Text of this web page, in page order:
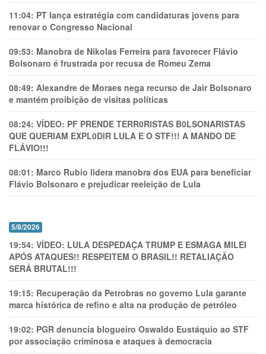
11:04: PT lança estratégia com candidaturas jovens para
renovar o Congresso Nacional
09:53: Manobra de Nikolas Ferreira para favorecer Flávio
Bolsonaro é frustrada por recusa de Romeu Zema
08:49: Alexandre de Moraes nega recurso de Jair Bolsonaro
e mantém proibição de visitas políticas
08:24: VÍDEO: PF PRENDE TERR0RlSTAS B0LSONARlSTAS
QUE QUERIAM EXPL0DlR LULA E O STF!!! A MANDO DE
FLÁVIO!!!
08:01: Marco Rubio lidera manobra dos EUA para beneficiar
Flávio Bolsonaro e prejudicar reeleição de Lula
5/8/2026
19:54: VÍDEO: LULA DESPEDAÇA TRUMP E ESMAGA MILEI
APÓS ATAQUES!! RESPEITEM O BRASIL!! RETALIAÇÃO
SERÁ BRUTAL!!!
19:15: Recuperação da Petrobras no governo Lula garante
marca histórica de refino e alta na produção de petróleo
19:02: PGR denuncia blogueiro Oswaldo Eustáquio ao STF
por associação criminosa e ataques à democracia